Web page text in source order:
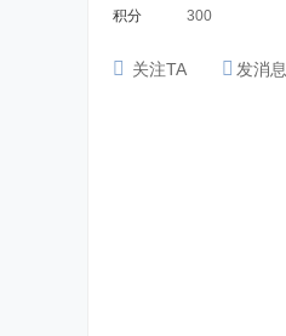
积分 300
关注TA 发消息